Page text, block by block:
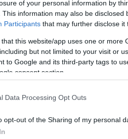
of your personal information by
This information may also be disclosed
Participants that may further disclose it
that this website/app uses one or more
but not limited to your visit or
to Google and its third-party tags to
consent section.
Data Processing Opt Outs
opt-out of the Sharing of my personal